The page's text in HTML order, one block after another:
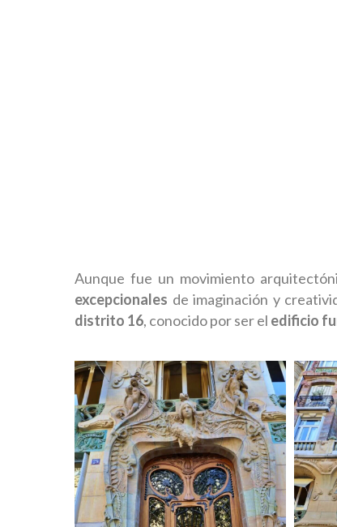
Aunque fue un movimiento
excepcionales de imaginación y
distrito 16, conocido por ser el edificio